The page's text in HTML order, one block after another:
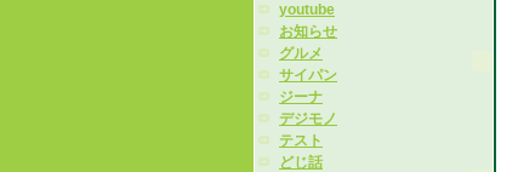
youtube
お知らせ
グルメ
サイパン
ジーナ
デジモノ
テスト
どじ話